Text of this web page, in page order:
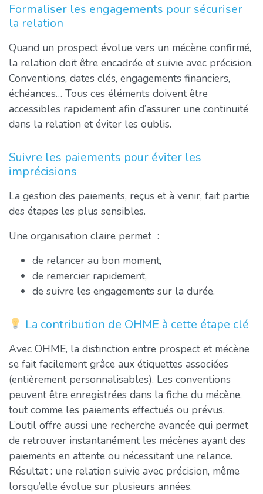
Formaliser les engagements pour sécuriser
la relation
Quand un prospect évolue vers un mécène confirmé,
la relation doit être encadrée et suivie avec précision.
Conventions, dates clés, engagements financiers,
échéances… Tous ces éléments doivent être
accessibles rapidement afin d’assurer une continuité
dans la relation et éviter les oublis.
Suivre les paiements pour éviter les
imprécisions
La gestion des paiements, reçus et à venir, fait partie
des étapes les plus sensibles.
Une organisation claire permet :
de relancer au bon moment,
de remercier rapidement,
de suivre les engagements sur la durée.
La contribution de OHME à cette étape clé
Avec OHME, la distinction entre prospect et mécène
se fait facilement grâce aux étiquettes associées
(entièrement personnalisables). Les conventions
peuvent être enregistrées dans la fiche du mécène,
tout comme les paiements effectués ou prévus.
L’outil offre aussi une recherche avancée qui permet
de retrouver instantanément les mécènes ayant des
paiements en attente ou nécessitant une relance.
Résultat : une relation suivie avec précision, même
lorsqu’elle évolue sur plusieurs années.